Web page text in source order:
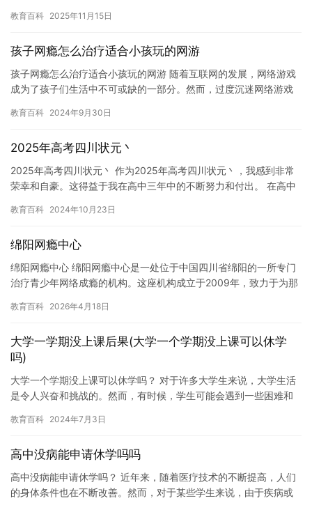
电…
教育百科 2025年11月15日
孩子网瘾怎么治疗适合小孩玩的网游
孩子网瘾怎么治疗适合小孩玩的网游 随着互联网的发展，网络游戏
成为了孩子们生活中不可或缺的一部分。然而，过度沉迷网络游戏
降、社…
教育百科 2024年9月30日
2025年高考四川状元丶
2025年高考四川状元丶 作为2025年高考四川状元丶，我感到非常
荣幸和自豪。这得益于我在高中三年中的不断努力和付出。 在高中
教育百科 2024年10月23日
绵阳网瘾中心
绵阳网瘾中心 绵阳网瘾中心是一处位于中国四川省绵阳的一所专门
治疗青少年网络成瘾的机构。这座机构成立于2009年，致力于为那
教育百科 2026年4月18日
大学一学期没上课后果(大学一个学期没上课可以休学
吗)
大学一个学期没上课可以休学吗？ 对于许多大学生来说，大学生活
是令人兴奋和挑战的。然而，有时候，学生可能会遇到一些困难和
生可…
教育百科 2024年7月3日
高中没病能申请休学吗吗
高中没病能申请休学吗？ 近年来，随着医疗技术的不断提高，人们
的身体条件也在不断改善。然而，对于某些学生来说，由于疾病或